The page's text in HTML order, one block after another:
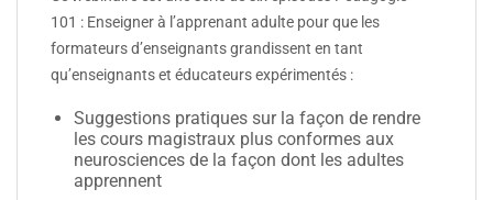
101 : Enseigner à l’apprenant adulte pour que les
formateurs d’enseignants grandissent en tant
qu’enseignants et éducateurs expérimentés :
Suggestions pratiques sur la façon de rendre
les cours magistraux plus conformes aux
neurosciences de la façon dont les adultes
apprennent